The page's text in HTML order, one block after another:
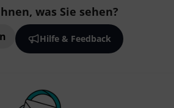
was Sie sehen?
Hilfe & Feedback